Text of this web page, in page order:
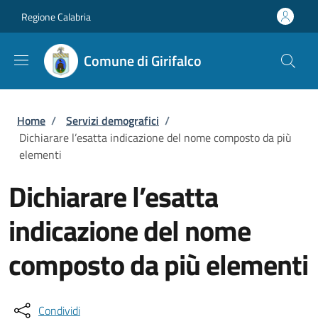
Regione Calabria
Comune di Girifalco
Briciole di pane
Home / Servizi demografici /
Dichiarare l’esatta indicazione del nome composto da più
elementi
Dichiarare l’esatta
indicazione del nome
composto da più elementi
Condividi